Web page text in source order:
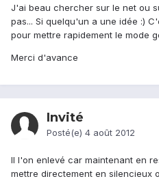
J'ai beau chercher sur le net ou
pas... Si quelqu'un a une idée :)
pour mettre rapidement le mode
Merci d'avance
Invité
Posté(e) 4 août 2012
Il l'on enlevé car maintenant en
mettre directement en silencieux